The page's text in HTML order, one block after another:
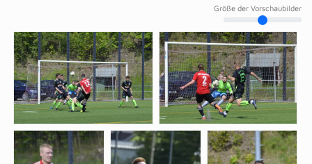
Größe der Vorschaubilder